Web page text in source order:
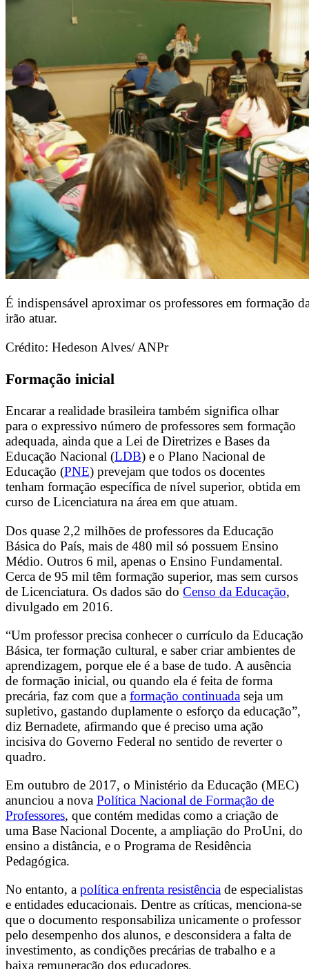
É indispensável aproximar os professores em formação
irão atuar.
Crédito: Hedeson Alves/ ANPr
Formação inicial
Encarar a realidade brasileira também significa olhar
para o expressivo número de professores sem formação
adequada, ainda que a Lei de Diretrizes e Bases da
Educação Nacional (LDB) e o Plano Nacional de
Educação (PNE) prevejam que todos os docentes
tenham formação específica de nível superior, obtida em
curso de Licenciatura na área em que atuam.
Dos quase 2,2 milhões de professores da Educação
Básica do País, mais de 480 mil só possuem Ensino
Médio. Outros 6 mil, apenas o Ensino Fundamental.
Cerca de 95 mil têm formação superior, mas sem cursos
de Licenciatura. Os dados são do Censo da Educação,
divulgado em 2016.
“Um professor precisa conhecer o currículo da Educação
Básica, ter formação cultural, e saber criar ambientes de
aprendizagem, porque ele é a base de tudo. A ausência
de formação inicial, ou quando ela é feita de forma
precária, faz com que a formação continuada seja um
supletivo, gastando duplamente o esforço da educação”,
diz Bernadete, afirmando que é preciso uma ação
incisiva do Governo Federal no sentido de reverter o
quadro.
Em outubro de 2017, o Ministério da Educação (MEC)
anunciou a nova Política Nacional de Formação de
Professores, que contém medidas como a criação de
uma Base Nacional Docente, a ampliação do ProUni, do
ensino a distância, e o Programa de Residência
Pedagógica.
No entanto, a política enfrenta resistência de especialistas
e entidades educacionais. Dentre as críticas, menciona-se
que o documento responsabiliza unicamente o professor
pelo desempenho dos alunos, e desconsidera a falta de
investimento, as condições precárias de trabalho e a
baixa remuneração dos educadores.